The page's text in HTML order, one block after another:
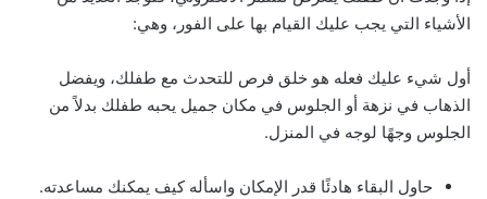
الأشياء التي يجب عليك القيام بها على الفور، وهي:
أول شيء عليك فعله هو خلق فرص للتحدث مع طفلك، ويفضل
الذهاب في نزهة أو الجلوس في مكان جميل يحبه طفلك بدلاً من
الجلوس وجهًا لوجه في المنزل.
حاول البقاء هادئًا قدر الإمكان واسأله كيف يمكنك مساعدته.